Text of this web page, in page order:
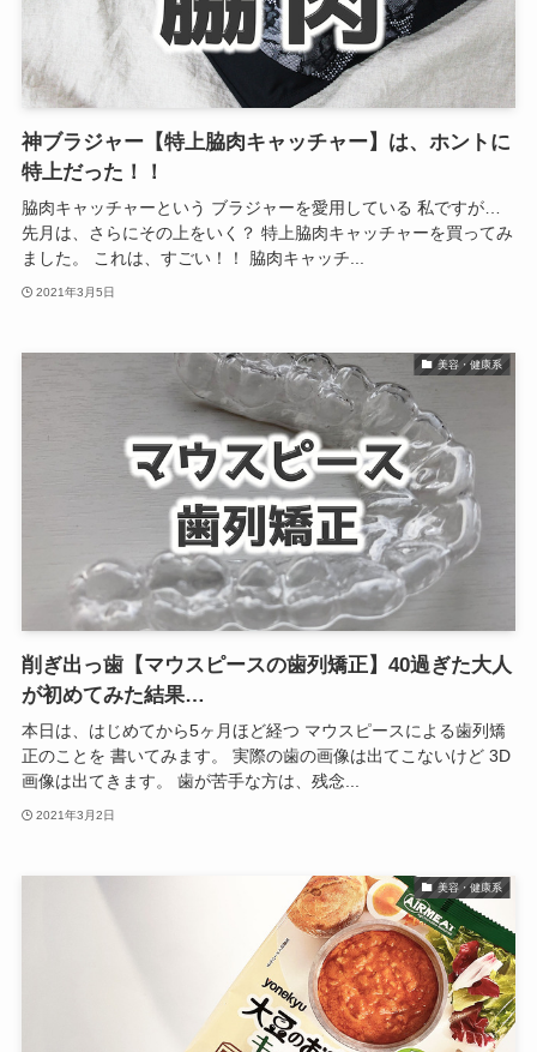
神ブラジャー【特上脇肉キャッチャー】は、ホントに
特上だった！！
脇肉キャッチャーという ブラジャーを愛用している 私ですが…
先月は、さらにその上をいく？ 特上脇肉キャッチャーを買ってみ
ました。 これは、すごい！！ 脇肉キャッチ...
2021年3月5日
美容・健康系
削ぎ出っ歯【マウスピースの歯列矯正】40過ぎた大人
が初めてみた結果…
本日は、はじめてから5ヶ月ほど経つ マウスピースによる歯列矯
正のことを 書いてみます。 実際の歯の画像は出てこないけど 3D
画像は出てきます。 歯が苦手な方は、残念...
2021年3月2日
美容・健康系